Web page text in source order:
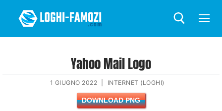
Yahoo Mail Logo
1 GIUGNO 2022 INTERNET (LOGHI)
DOWNLOAD PNG